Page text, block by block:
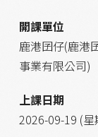
開課單位
鹿港囝仔(鹿港
事業有限公司)
上課日期
2026-09-19 (星